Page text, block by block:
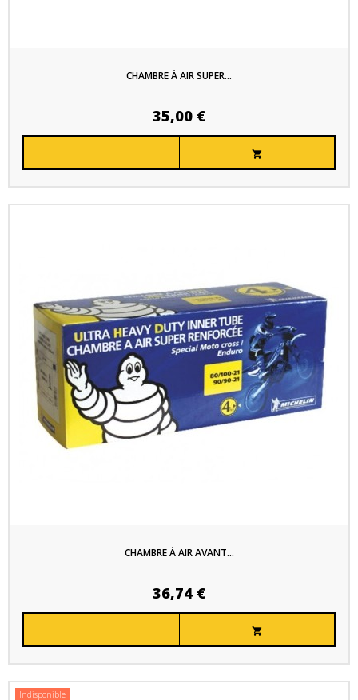
CHAMBRE À AIR SUPER...
35,00 €

CHAMBRE À AIR AVANT...
36,74 €

Indisponible